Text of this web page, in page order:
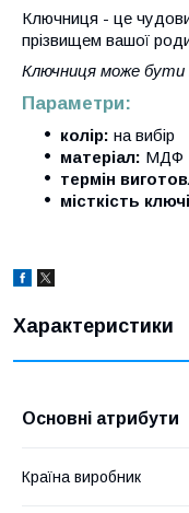
Ключниця - це
прізвищем вашої
Ключниця може бути
Параметри:
колір: на вибір
матеріал: МДФ
термін
місткість
Характеристики
Основні атрибути
Країна виробник